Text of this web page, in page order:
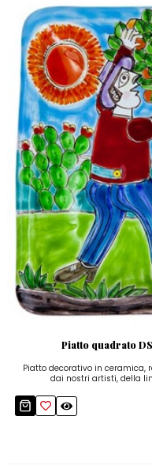
Piatto quadrato
Piatto decorativo in
dai nostri artisti, della